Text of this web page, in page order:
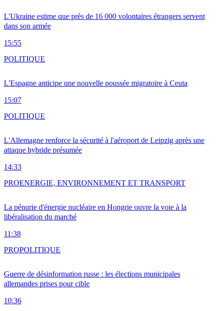
L'Ukraine estime que près de 16 000 volontaires étrangers servent
dans son armée
15:55
L'Espagne anticipe une nouvelle poussée migratoire à Ceuta
15:07
POLITIQUE
L'Allemagne renforce la sécurité à l'aéroport de Leipzig après une
attaque hybride présumée
14:33
POLITIQUE
La pénurie d'énergie nucléaire en Hongrie ouvre la voie à la
libéralisation du marché
11:38
PROENERGIE, ENVIRONNEMENT ET TRANSPORT
Guerre de désinformation russe : les élections municipales
allemandes prises pour cible
10:36
PROPOLITIQUE